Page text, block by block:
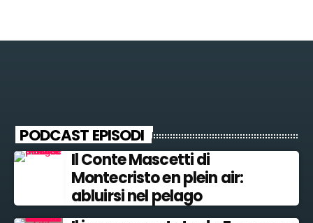
PODCAST EPISODI
Il Conte Mascetti di
Montecristo en plein air:
abluirsi nel pelago